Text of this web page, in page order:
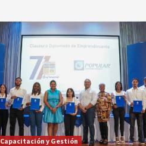
Capacitación y Gestión